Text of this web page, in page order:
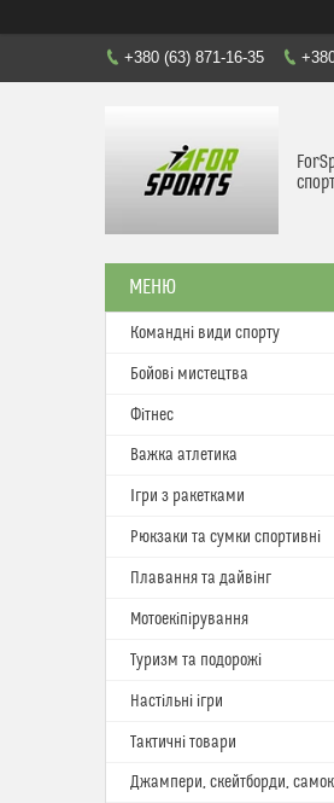
+380 (63) 871-16-35
Командні види спорту
Бойові мистецтва
Фітнес
Важка атлетика
Ігри з ракетками
Рюкзаки та сумки спортивні
Плавання та дайвінг
Мотоекіпірування
Туризм та подорожі
Настільні ігри
Тактичні товари
Джампери, скейтборди,